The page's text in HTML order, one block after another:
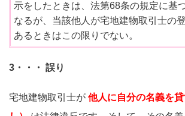
示をしたときは、法第68条の規定に基
なるが、当該他人が宅地建物取引士の
あるときはこの限りでない。
3・・・ 誤り
宅地建物取引士が 他人に自分の名義を